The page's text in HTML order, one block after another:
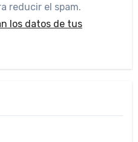
reducir el spam.
los datos de tus